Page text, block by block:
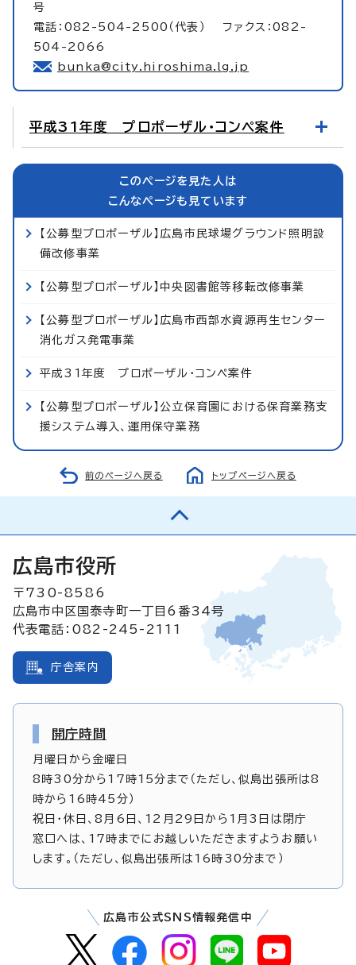
号
電話：082-504-2500（代表） ファクス：082-
504-2066
bunka@city.hiroshima.lg.jp
平成31年度 プロポーザル・コンペ案件
このページを見た人は
こんなページも見ています
【公募型プロポーザル】広島市民球場グラウンド照明設
備改修事業
【公募型プロポーザル】中央図書館等移転改修事業
【公募型プロポーザル】広島市西部水資源再生センター
消化ガス発電事業
平成31年度 プロポーザル・コンペ案件
【公募型プロポーザル】公立保育園における保育業務支
援システム導入、運用保守業務
前のページへ戻る トップページへ戻る
広島市役所
〒730-8586
広島市中区国泰寺町一丁目6番34号
代表電話：082-245-2111
庁舎案内
開庁時間
月曜日から金曜日
8時30分から17時15分まで（ただし、似島出張所は8
時から16時45分）
祝日・休日、8月6日、12月29日から1月3日は閉庁
窓口へは、17時までにお越しいただきますようお願い
します。（ただし、似島出張所は16時30分まで）
広島市公式SNS情報発信中